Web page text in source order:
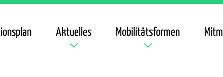
Aktuelles Mobilitätsformen